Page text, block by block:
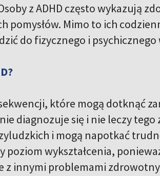
z ADHD często wykazują
pomysłów. Mimo to ich
do fizycznego i
które mogą dotknąć
diagnozuje się i nie leczy
i mogą napotkać
poziom wykształcenia,
z innymi problemami